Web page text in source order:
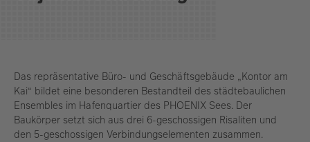
Das repräsentative Büro- und Geschäftsgebäude „Kontor am
Kai“ bildet eine besonderen Bestandteil des städtebaulichen
Ensembles im Hafenquartier des PHOENIX Sees. Der
Baukörper setzt sich aus drei 6-geschossigen Risaliten und
den 5-geschossigen Verbindungselementen zusammen.